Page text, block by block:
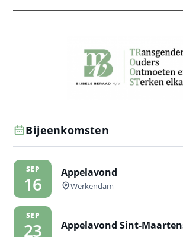
Bijeenkomsten
SEP
16
Appelavond
Werkendam
SEP
23 Appelavond Sint-